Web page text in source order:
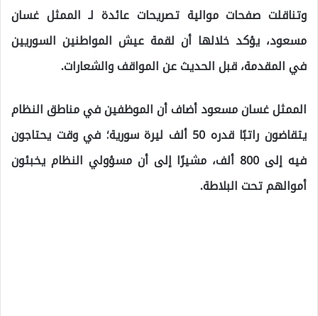
وتناقلت صفحات موالية تصريحات عائدة لـ الممثل غسان
مسعود، يؤكد خلالها أن لقمة عيش المواطنين السوريين
في المقدمة، قبل الحديث عن المواقف والشعارات.
الممثل غسان مسعود أضاف أن الموظفين في مناطق النظام
يتقاضون راتبًا قدره 50 ألف ليرة سورية؛ في وقت يحتاجون
فيه إلى 800 ألف، مشيرًا إلى أن مسؤولي النظام يخبئون
أموالهم تحت البلاطة.